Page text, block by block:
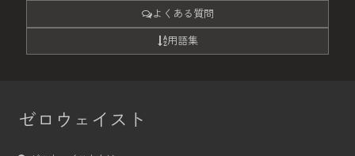
よくある質問
用語集
ゼロウェイスト